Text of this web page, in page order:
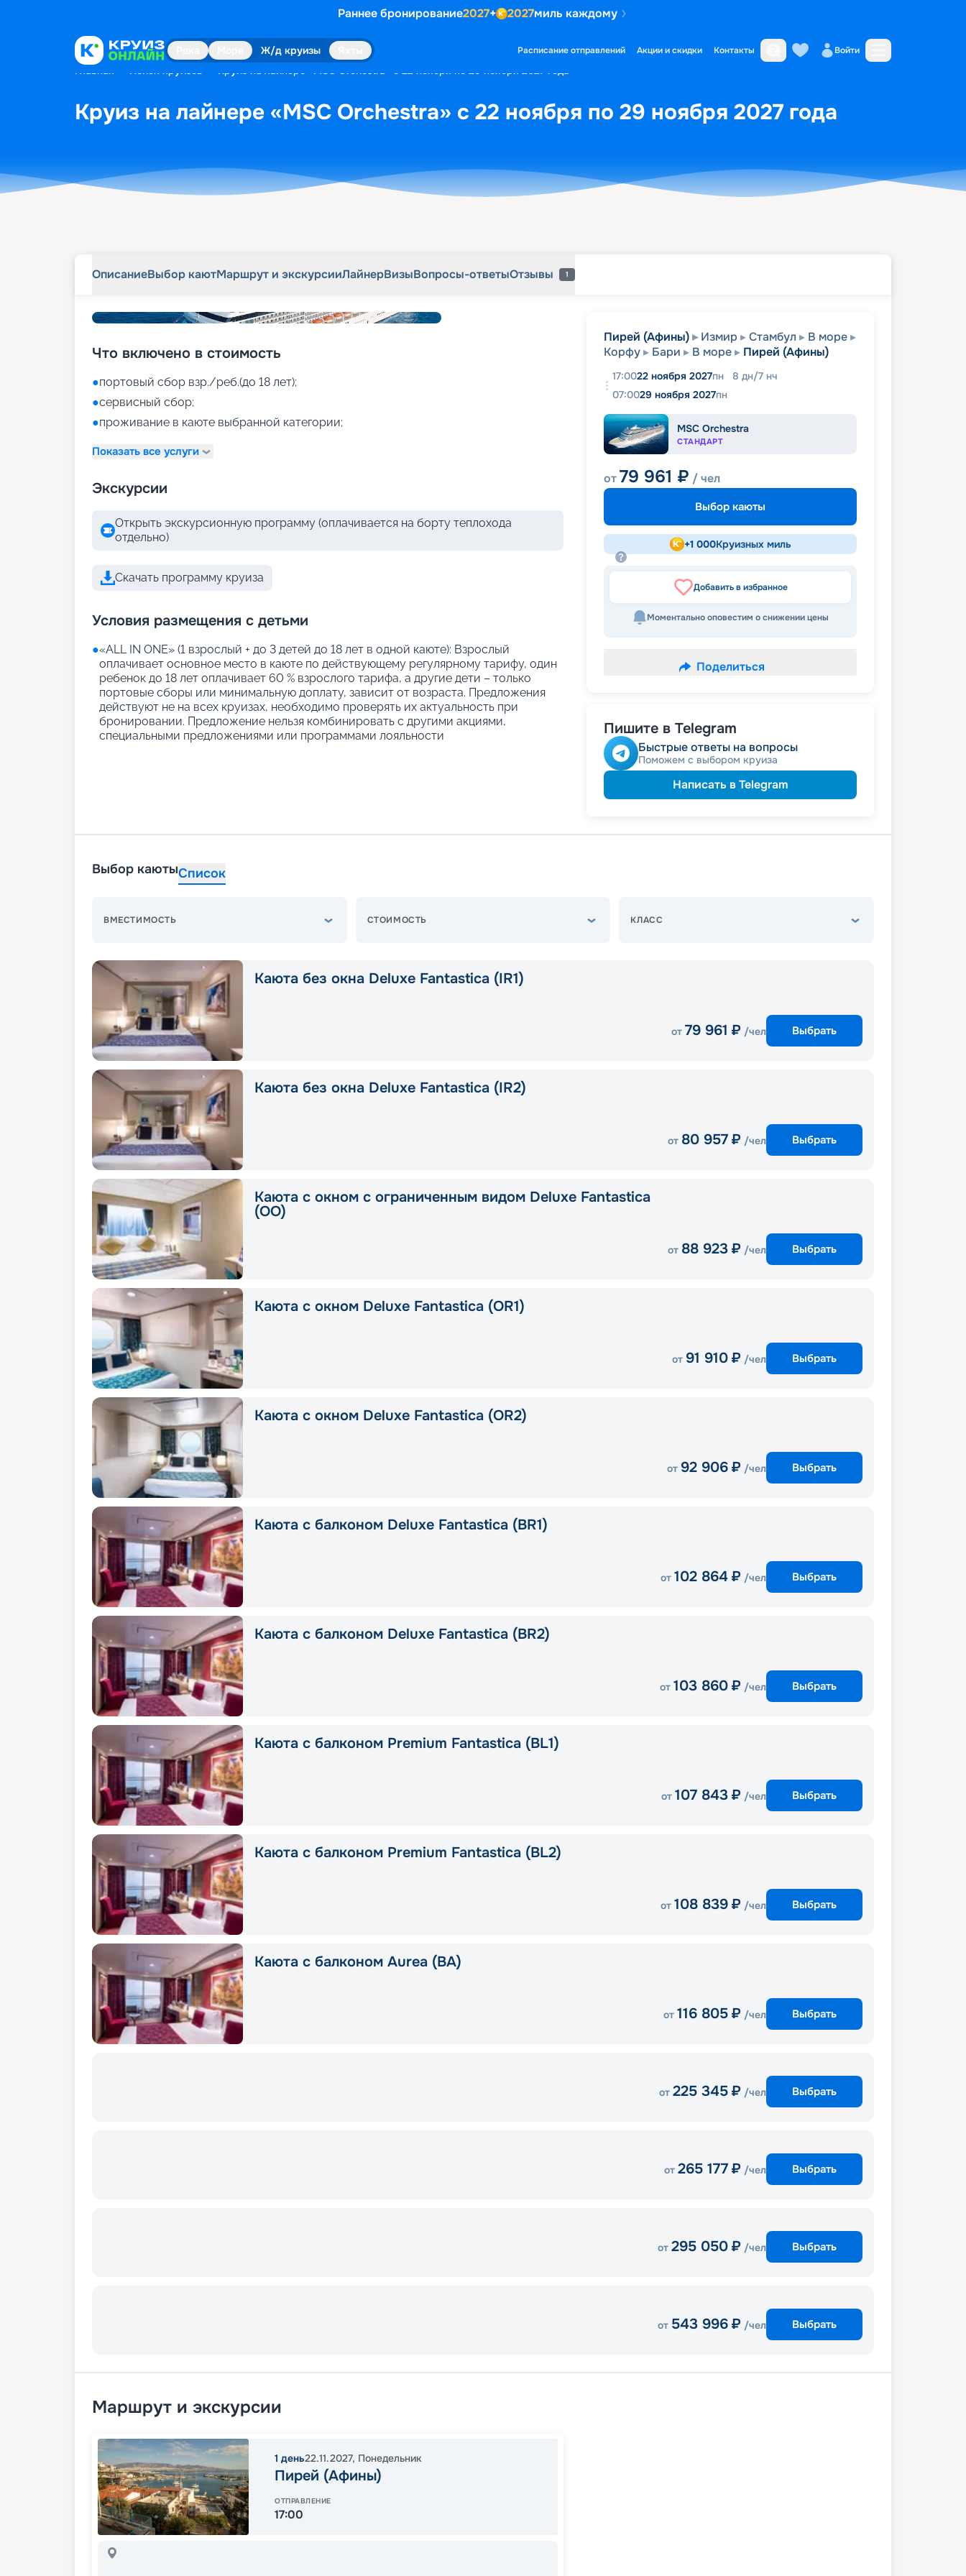
Раннее бронирование2027+ 2027миль каждому
Ж/д круизы Расписание отправлений Акции и скидки Контакты Войти
Главная Поиск круизов Круиз на лайнере «MSC Orchestra» с 22 ноября по 29 ноября 2027 года
Круиз на лайнере «MSC Orchestra» с 22 ноября по 29 ноября 2027 года
ОписаниеВыбор каютМаршрут и экскурсииЛайнерВизыВопросы-ответыОтзывы 1
Что включено в стоимость
●портовый сбор взр./реб.(до 18 лет);
●сервисный сбор;
●проживание в каюте выбранной категории;
Показать все услуги
Экскурсии
Открыть экскурсионную программу (оплачивается на борту теплохода
отдельно)
Скачать программу круиза
Условия размещения с детьми
●«АLL IN ONE» (1 взрослый + до 3 детей до 18 лет в одной каюте): Взрослый
оплачивает основное место в каюте по действующему регулярному тарифу, один
ребенок до 18 лет оплачивает 60 % взрослого тарифа, а другие дети – только
портовые сборы или минимальную доплату, зависит от возраста. Предложения
действуют не на всех круизах, необходимо проверять их актуальность при
бронировании. Предложение нельзя комбинировать с другими акциями,
специальными предложениями или программами лояльности
Пирей (Афины) Измир Стамбул
В море
Корфу
Бари В море Пирей (Афины)
17:0022 ноября 2027пн 8 дн/7 нч
07:0029 ноября 2027пн
MSC Orchestra
СТАНДАРТ
от79 961 ₽ / чел
Выбор каюты
+1 000Круизных миль
Добавить в избранное
Моментально оповестим о снижении цены
Поделиться
Пишите в Telegram
Быстрые ответы на вопросы
Поможем с выбором круиза
Написать в Telegram
Выбор каютыСписок
ВМЕСТИМОСТЬ СТОИМОСТЬ КЛАСС
Каюта без окна Deluxe Fantastica (IR1)
от 79 961 ₽ /чел Выбрать
Каюта без окна Deluxe Fantastica (IR2)
от 80 957 ₽ /чел Выбрать
Каюта с окном с ограниченным видом Deluxe Fantastica
(OO)
от 88 923 ₽ /чел Выбрать
Каюта с окном Deluxe Fantastica (OR1)
от 91 910 ₽ /чел Выбрать
Каюта с окном Deluxe Fantastica (OR2)
от 92 906 ₽ /чел Выбрать
Каюта с балконом Deluxe Fantastica (BR1)
от 102 864 ₽ /чел Выбрать
Каюта с балконом Deluxe Fantastica (BR2)
от 103 860 ₽ /чел Выбрать
Каюта с балконом Premium Fantastica (BL1)
от 107 843 ₽ /чел Выбрать
Каюта с балконом Premium Fantastica (BL2)
от 108 839 ₽ /чел Выбрать
Каюта с балконом Aurea (BA)
от 116 805 ₽ /чел Выбрать
от 225 345 ₽ /чел Выбрать
от 265 177 ₽ /чел Выбрать
от 295 050 ₽ /чел Выбрать
от 543 996 ₽ /чел Выбрать
Маршрут и экскурсии
1 день22.11.2027, Понедельник
Пирей (Афины)
ОТПРАВЛЕНИЕ
17:00